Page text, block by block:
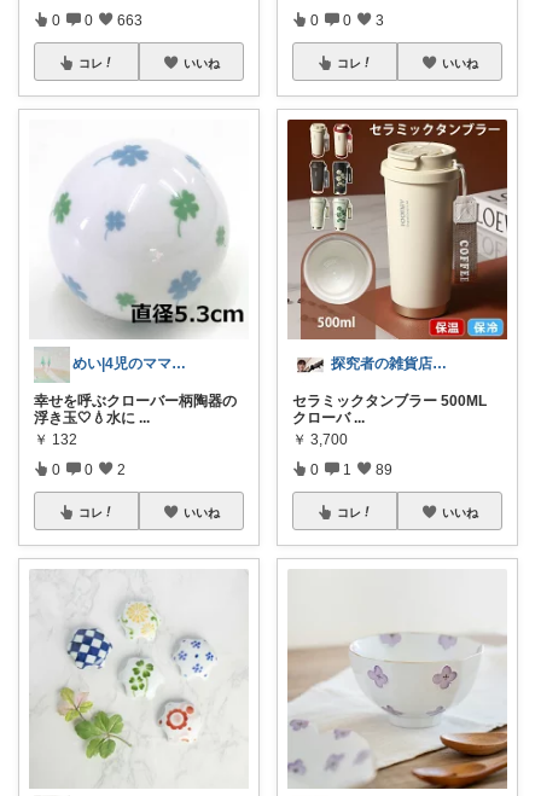
0 0 663
コレ いいね
めい|4児のママおすすめ
幸せを呼ぶクローバー柄陶器の
浮き玉🤍💧水に ...
￥ 132
0 0 2
コレ いいね
0 0 3
コレ いいね
探究者の雑貨店⭐︎ ☀️🌻🍉✨
セラミックタンブラー 500ML
クローバ ...
￥ 3,700
0 1 89
コレ いいね